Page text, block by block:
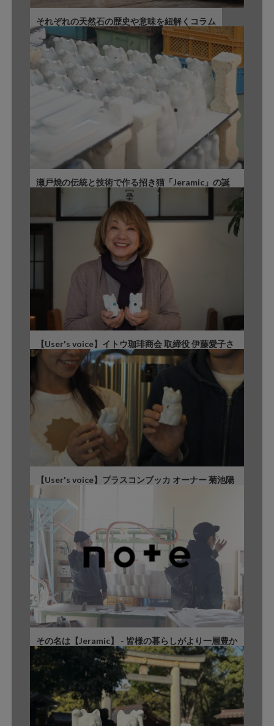
それぞれの天然石の歴史や意味を紐解くコラム
瀬戸焼の伝統と技術で作る招き猫「Jeramic」の誕
生秘話？フジコウセラミックの工房を訪ねて
【User's voice】イトウ珈琲商会 取締役 伊藤愛子さ
ん
【User's voice】プラスコンブッカ オーナー 菊池陽
介さん
その名は【Jeramic】 - 皆様の暮らしがより一層豊か
で楽しいものになることを願って